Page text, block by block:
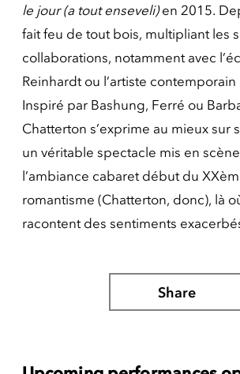
le jour (a tout enseveli)en 2015.
fait feu de tout bois, multipliant les
collaborations, notamment avec
Reinhardt ou l’artiste contemporain
Inspiré par Bashung, Ferré ou
Chatterton s’exprime au mieux sur
un véritable spectacle mis en
l’ambiance cabaret début du
romantisme (Chatterton, donc), là
racontent des sentiments
Share